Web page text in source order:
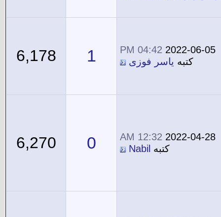
2022-06-05
04:42 PM
كتبه ياسر فوزى 1
6,178
2022-04-28
12:32 AM
كتبه Nabil
0
6,270